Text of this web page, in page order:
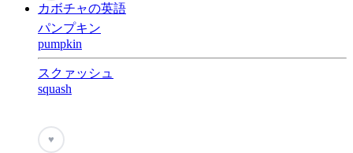
カボチャの英語
パンプキン
pumpkin
スクァッシュ
squash
♥